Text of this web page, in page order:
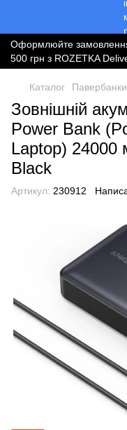
Оформлюйте
500 грн з ROZETKA
Каталог Павербанки
Зовнішній
Power Bank
Laptop) 24000
Black
Артикул: 230912